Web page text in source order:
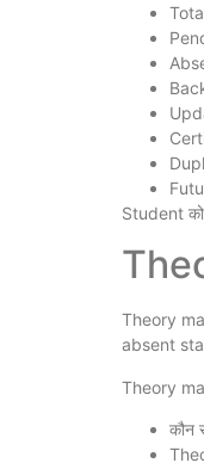
Student
Theory
absent
Theory
कौन